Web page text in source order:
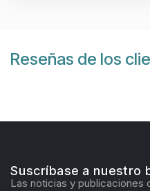
Reseñas de los
Suscríbase a nuestro
Las noticias y publicaciones